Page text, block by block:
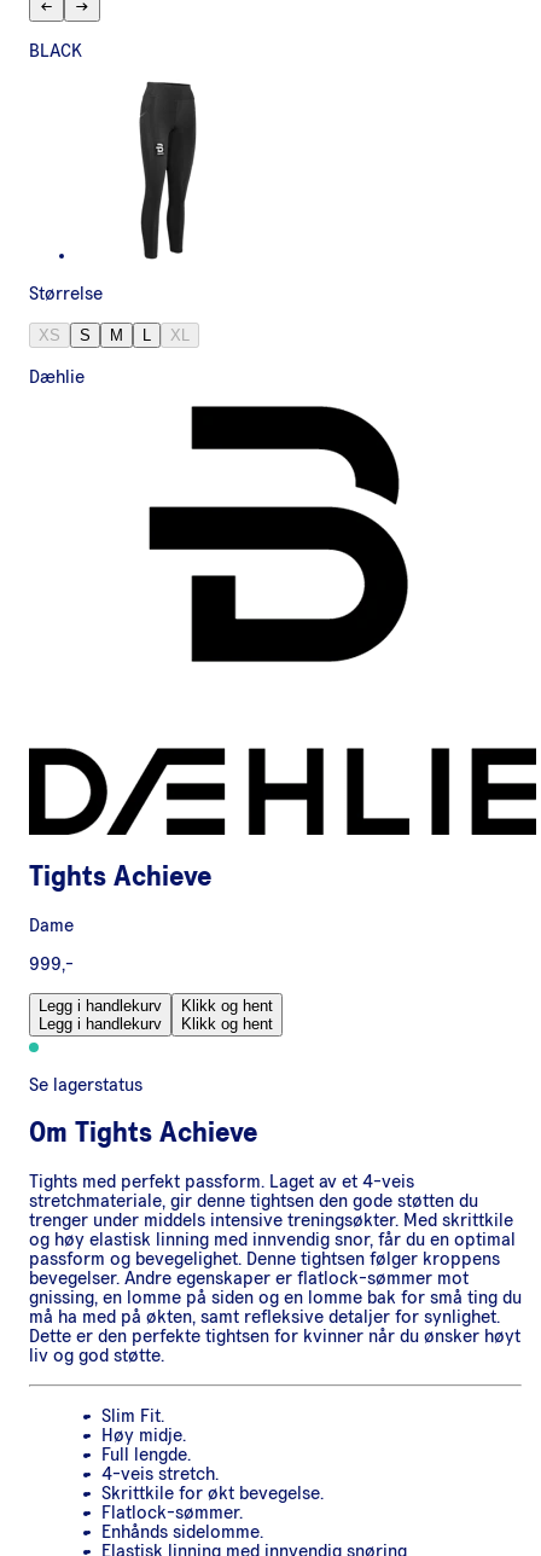
BLACK
Størrelse
XS S M L XL
Dæhlie
Tights Achieve
Dame
999,-
Legg i handlekurv
Legg i handlekurv
Klikk og hent
Klikk og hent
Se lagerstatus
Om Tights Achieve
Tights med perfekt passform. Laget av et 4-veis
stretchmateriale, gir denne tightsen den gode støtten du
trenger under middels intensive treningsøkter. Med skrittkile
og høy elastisk linning med innvendig snor, får du en optimal
passform og bevegelighet. Denne tightsen følger kroppens
bevegelser. Andre egenskaper er flatlock-sømmer mot
gnissing, en lomme på siden og en lomme bak for små ting du
må ha med på økten, samt refleksive detaljer for synlighet.
Dette er den perfekte tightsen for kvinner når du ønsker høyt
liv og god støtte.
Slim Fit.
Høy midje.
Full lengde.
4-veis stretch.
Skrittkile for økt bevegelse.
Flatlock-sømmer.
Enhånds sidelomme.
Elastisk linning med innvendig snøring